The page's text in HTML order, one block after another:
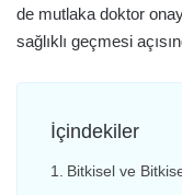
de mutlaka doktor
sağlıklı geçmesi
İçindekiler
Bitkisel ve